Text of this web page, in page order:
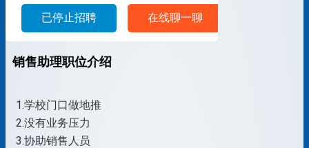
已停止招聘 在线聊一聊
销售助理职位介绍
1.学校门口做地推
2.没有业务压力
3.协助销售人员